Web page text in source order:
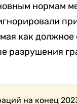
нормам
как
разрушения
на конец